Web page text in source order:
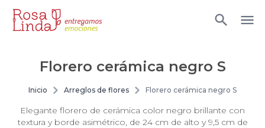
Florero cerámica negro S
Inicio Arreglos de flores Florero cerámica negro S
Elegante florero de cerámica color negro brillante con
textura y borde asimétrico, de 24 cm de alto y 9,5 cm de